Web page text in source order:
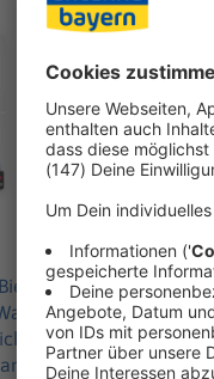
Ein festgeklebtes
Arsch-Angrillen sind
Festival der Welt
vom
weiteren
24‑Stunden‑Sanitätsdienst.
und alle Infos zu den
an der Stirn,
beim Wacken
Und Wiebke
– zusammen mit